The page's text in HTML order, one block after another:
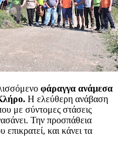
φάραγγα ανάμεσα
Η ελεύθερη ανάβαση
με σύντομες στάσεις
Την προσπάθεια
και κάνει τα